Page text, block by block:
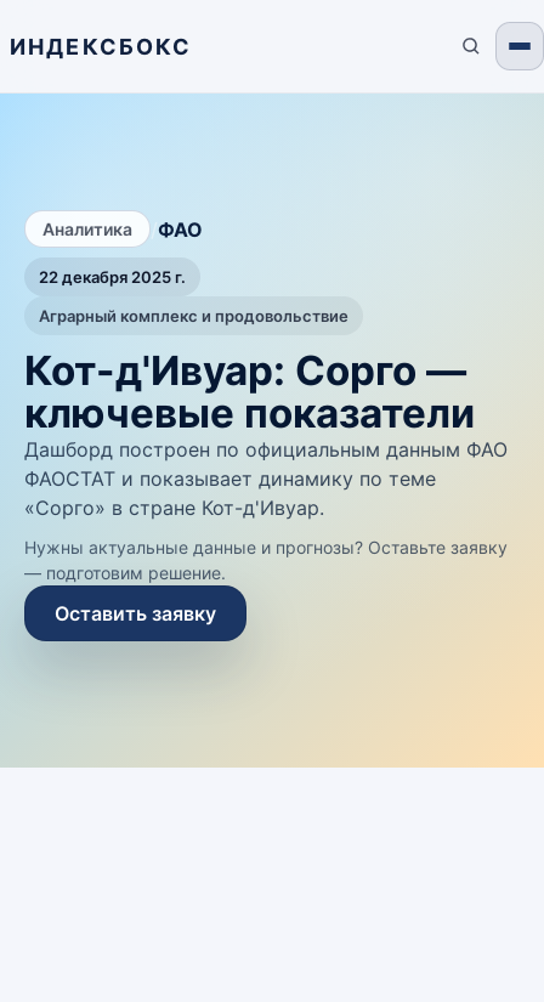
ИНДЕКСБОКС
Аналитика ФАО
22 декабря 2025 г.
Аграрный комплекс и продовольствие
Кот-д'Ивуар: Сорго —
ключевые показатели
Дашборд построен по официальным данным ФАО
ФАОСТАТ и показывает динамику по теме
«Сорго» в стране Кот-д'Ивуар.
Нужны актуальные данные и прогнозы? Оставьте заявку
— подготовим решение.
Оставить заявку